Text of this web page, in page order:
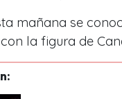
mañana se
la figura de